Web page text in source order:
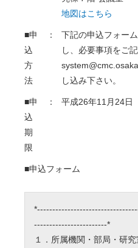
地図はこちら
■申
込
方
法
：
下記の申込フォー
し、必要事項をご記
し込み下さい。
■申
込
期
限
： 平成26年11月24日
■申込フォーム
------------------------*
１．所属機関・部局・研究